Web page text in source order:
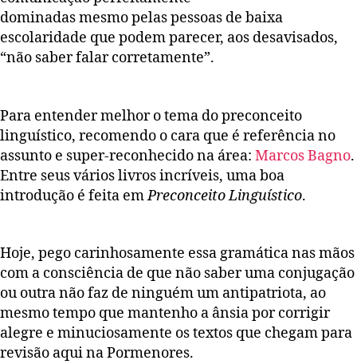
dominadas mesmo pelas pessoas de baixa
escolaridade que podem parecer, aos desavisados,
“não saber falar corretamente”.
Para entender melhor o tema do preconceito
linguístico, recomendo o cara que é referência no
assunto e super-reconhecido na área: Marcos Bagno.
Entre seus vários livros incríveis, uma boa
introdução é feita emPreconceito Linguístico.
Hoje, pego carinhosamente essa gramática nas mãos
com a consciência de que não saber uma conjugação
ou outra não faz de ninguém um antipatriota, ao
mesmo tempo que mantenho a ânsia por corrigir
alegre e minuciosamente os textos que chegam para
revisão aqui na Pormenores.